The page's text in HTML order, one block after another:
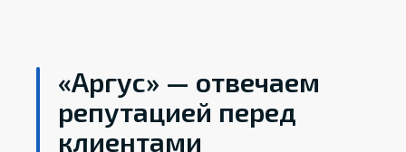
«Аргус» — отвечаем
репутацией перед
клиентами